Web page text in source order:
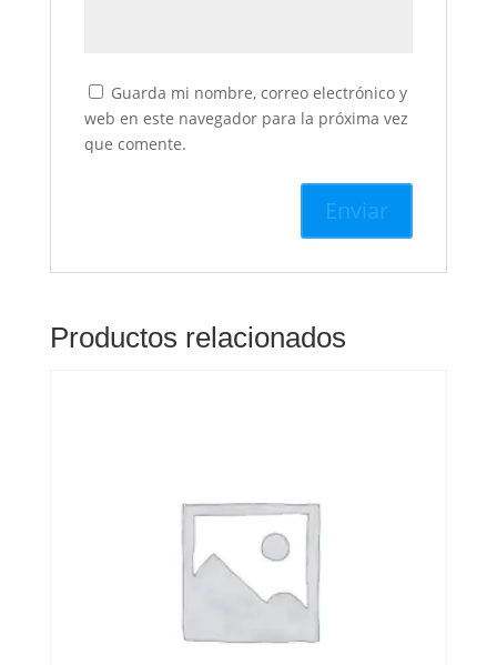
Guarda mi nombre, correo electrónico y
web en este navegador para la próxima vez
que comente.
Productos relacionados